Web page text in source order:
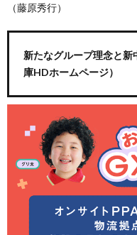
（藤原秀行）
新たなグループ理念と新
庫HDホームページ）